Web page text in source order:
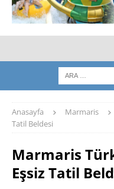
Anasayfa Marmaris
Tatil Beldesi
Marmaris
Eşsiz Tatil